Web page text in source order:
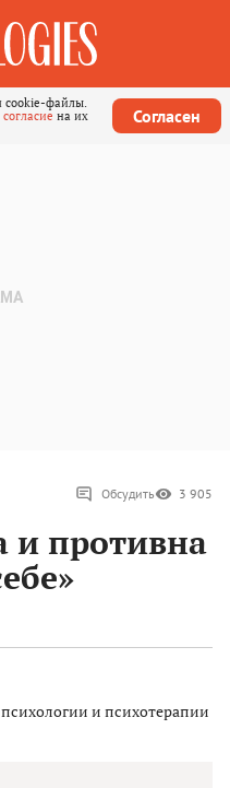
cookie-файлы.
согласие на их
Согласен
Обсудить 3 905
и противна
и психотерапии